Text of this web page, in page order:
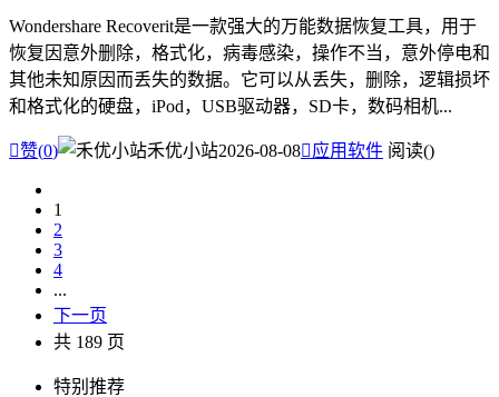
Wondershare Recoverit是一款强大的万能数据恢复工具，用于
恢复因意外删除，格式化，病毒感染，操作不当，意外停电和
其他未知原因而丢失的数据。它可以从丢失，删除，逻辑损坏
和格式化的硬盘，iPod，USB驱动器，SD卡，数码相机...
赞(0) 禾优小站2026-08-08应用软件 阅读()
1
2
3
4
...
下一页
共 189 页
特别推荐